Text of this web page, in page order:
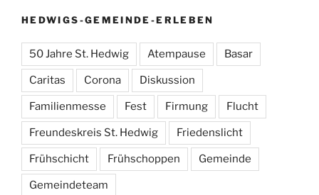
HEDWIGS-GEMEINDE-ERLEBEN
50 Jahre St. Hedwig Atempause Basar
Caritas Corona Diskussion
Familienmesse Fest Firmung Flucht
Freundeskreis St. Hedwig Friedenslicht
Frühschicht Frühschoppen Gemeinde
Gemeindeteam